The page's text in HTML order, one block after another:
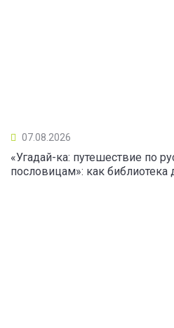
07.08.2026
«Угадай-ка: путешествие по
пословицам»: как библиотека